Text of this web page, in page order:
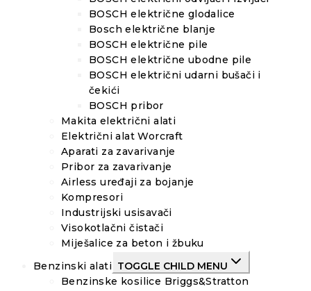
BOSCH električne glodalice
Bosch električne blanje
BOSCH električne pile
BOSCH električne ubodne pile
BOSCH električni udarni bušači i
čekići
BOSCH pribor
Makita električni alati
Električni alat Worcraft
Aparati za zavarivanje
Pribor za zavarivanje
Airless uređaji za bojanje
Kompresori
Industrijski usisavači
Visokotlačni čistači
Miješalice za beton i žbuku
Benzinski alati TOGGLE CHILD MENU
Benzinske kosilice Briggs&Stratton